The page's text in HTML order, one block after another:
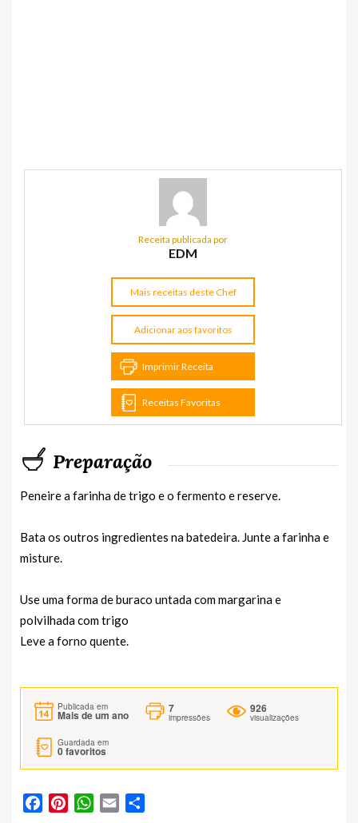
Receita publicada por
EDM
Mais receitas deste Chef
Adicionar aos favoritos
Imprimir Receita
Receitas Favoritas
Preparação
Peneire a farinha de trigo e o fermento e reserve.
Bata os outros ingredientes na batedeira. Junte a farinha e
misture.
Use uma forma de buraco untada com margarina e
polvilhada com trigo
Leve a forno quente.
Publicada em
Mais de um ano
7
impressões
926
visualizações
Guardada em
0favoritos
FacebookPinterestWhatsApp
Email